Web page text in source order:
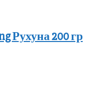
Рухуна 200 гр